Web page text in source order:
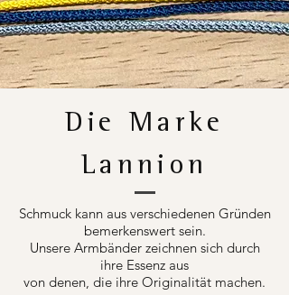
Die Marke
Lannion
Schmuck kann aus verschiedenen Gründen
bemerkenswert sein.
Unsere Armbänder zeichnen sich durch
ihre Essenz aus
von denen, die ihre Originalität machen.